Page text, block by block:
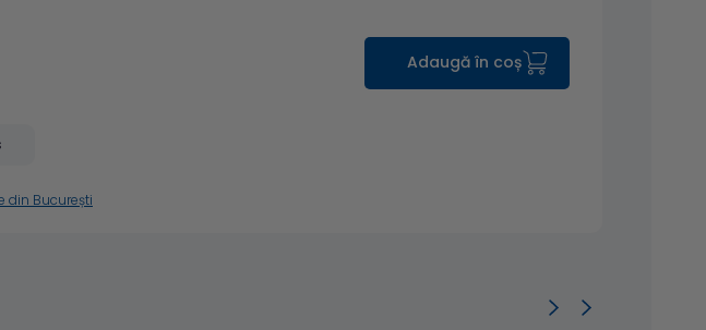
Adaugă în coș
din București